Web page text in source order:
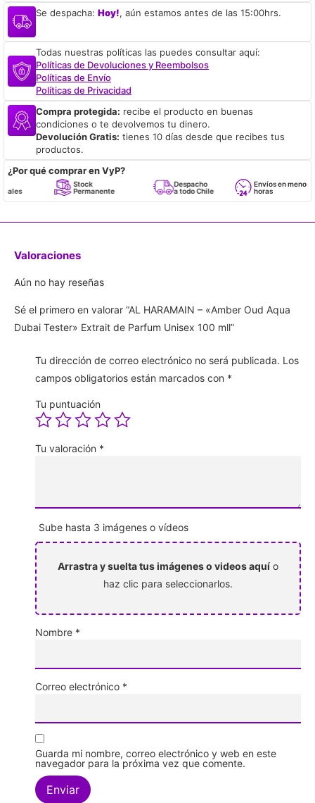
Se despacha: Hoy!, aún estamos antes de las 15:00hrs.
Todas nuestras políticas las puedes consultar aquí:
Políticas de Devoluciones y Reembolsos
Políticas de Envío
Políticas de Privacidad
Compra protegida: recibe el producto en buenas
condiciones o te devolvemos tu dinero.
Devolución Gratis: tienes 10 días desde que recibes tus
productos.
¿Por qué comprar en VyP?
Stock
Permanente
Despacho
a todo Chile
Envíos en menos de 24
horas
Valoraciones
Aún no hay reseñas
Sé el primero en valorar “AL HARAMAIN – «Amber Oud Aqua
Dubai Tester» Extrait de Parfum Unisex 100 mll”
Tu dirección de correo electrónico no será publicada. Los
campos obligatorios están marcados con *
Tu puntuación
Tu valoración *
Sube hasta 3 imágenes o vídeos
Arrastra y suelta tus imágenes o videos aquí o
haz clic para seleccionarlos.
Nombre *
Correo electrónico *
Guarda mi nombre, correo electrónico y web en este
navegador para la próxima vez que comente.